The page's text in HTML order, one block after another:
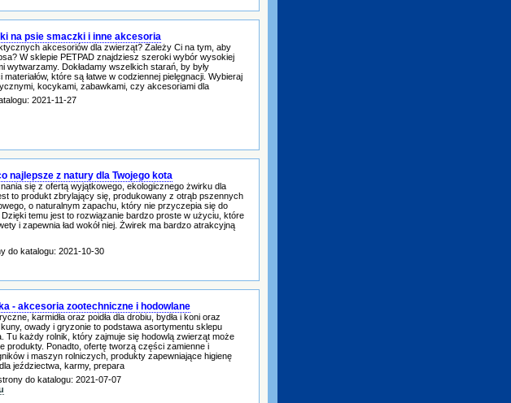
na psie smaczki i inne akcesoria
akcesoriów dla zwierząt? Zależy Ci na tym, aby
W sklepie PETPAD znajdziesz szeroki wybór wysokiej
wytwarzamy. Dokładamy wszelkich starań, by były
które są łatwe w codziennej pielęgnacji. Wybieraj
kocykami, zabawkami, czy akcesoriami dla
2021-11-27
najlepsze z natury dla Twojego kota
się z ofertą wyjątkowego, ekologicznego żwirku dla
to produkt zbrylający się, produkowany z otrąb pszennych
o naturalnym zapachu, który nie przyczepia się do
Dzięki temu jest to rozwiązanie bardzo proste w użyciu, które
i zapewnia ład wokół niej. Żwirek ma bardzo atrakcyjną
do katalogu: 2021-10-30
- akcesoria zootechniczne i hodowlane
karmidła oraz poidła dla drobiu, bydła i koni oraz
owady i gryzonie to podstawa asortymentu sklepu
Tu każdy rolnik, który zajmuje się hodowlą zwierząt może
produkty. Ponadto, ofertę tworzą części zamienne i
i maszyn rolniczych, produkty zapewniające higienę
jeździectwa, karmy, prepara
do katalogu: 2021-07-07